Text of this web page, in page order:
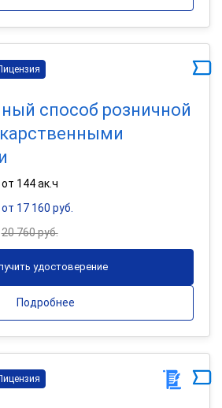
способ розничной
от 144 ак.ч
от 17 160 руб.
20 760 руб.
удостоверение
Подробнее